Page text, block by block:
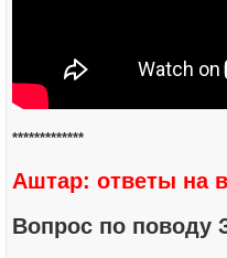
*************
Аштар: ответы на
Вопрос по поводу